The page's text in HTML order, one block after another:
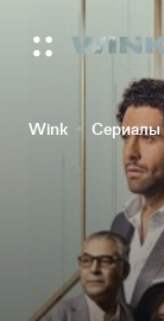
Wink Сериалы